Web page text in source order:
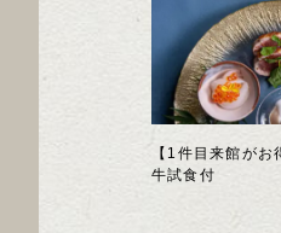
【1件目来館が
牛試食付